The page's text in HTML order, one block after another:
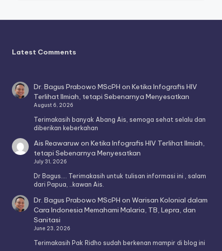
Latest Comments
Dr. Bagus Prabowo MScPH onKetika Infografis HIV
Terlihat Ilmiah, tetapi Sebenarnya Menyesatkan
August 6, 2026
Terimakasih banyak Abang Ais, semoga sehat selalu dan
diberikan keberkahan
Ais ReawaruwonKetika Infografis HIV Terlihat Ilmiah,
tetapi Sebenarnya Menyesatkan
July 31, 2026
Dr Bagus.... Terimakasih untuk tulisan informasi ini , salam
dari Papua, ..kawan Ais.
Dr. Bagus Prabowo MScPH onWarisan Kolonial dalam
Cara Indonesia Memahami Malaria, TB, Lepra, dan
Sanitasi
June 23, 2026
Terimakasih Pak Ridho sudah berkenan mampir di blog ini